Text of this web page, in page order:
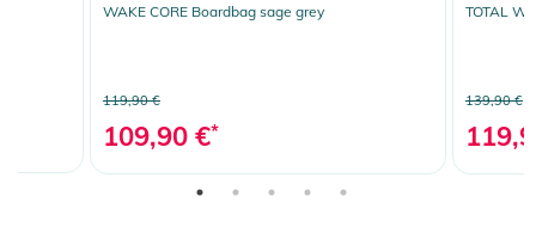
WAKE CORE Boardbag sage grey
119,90 €
109,90 €*
TOTAL
139,90 €